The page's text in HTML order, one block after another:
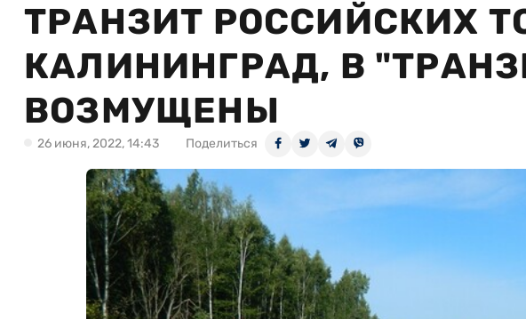
ТРАНЗИТ РОССИЙСКИХ
КАЛИНИНГРАД, В
ВОЗМУЩЕНЫ
26 июня, 2022, 14:43 Поделиться